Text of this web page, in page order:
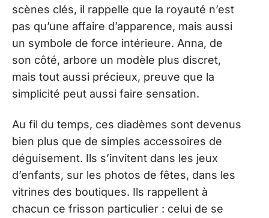
scènes clés, il rappelle que la royauté n’est
pas qu’une affaire d’apparence, mais aussi
un symbole de force intérieure. Anna, de
son côté, arbore un modèle plus discret,
mais tout aussi précieux, preuve que la
simplicité peut aussi faire sensation.
Au fil du temps, ces diadèmes sont devenus
bien plus que de simples accessoires de
déguisement. Ils s’invitent dans les jeux
d’enfants, sur les photos de fêtes, dans les
vitrines des boutiques. Ils rappellent à
chacun ce frisson particulier : celui de se